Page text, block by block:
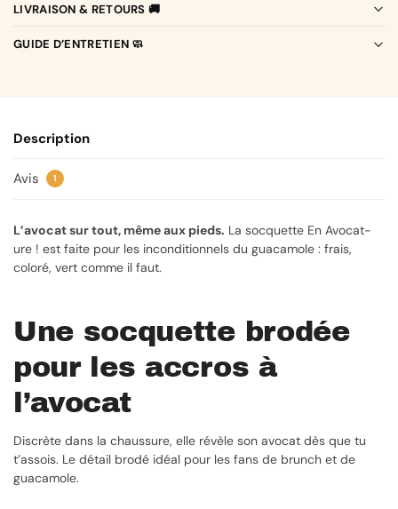
LIVRAISON & RETOURS 🚚
GUIDE D’ENTRETIEN 🧼
Description
Avis 1
L’avocat sur tout, même aux pieds. La socquette En Avocat-
ure ! est faite pour les inconditionnels du guacamole : frais,
coloré, vert comme il faut.
Une socquette brodée
pour les accros à
l’avocat
Discrète dans la chaussure, elle révèle son avocat dès que tu
t’assois. Le détail brodé idéal pour les fans de brunch et de
guacamole.